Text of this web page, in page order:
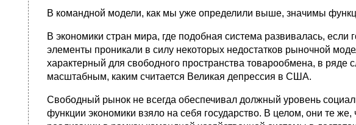
В командной модели, как мы уже определили выше, значимы
В экономики стран мира, где подобная система развивалась, если
элементы проникали в силу некоторых недостатков рыночной
характерный для свободного пространства товарообмена, в ряде
масштабным, каким считается Великая депрессия в США.
Свободный рынок не всегда обеспечивал должный уровень
функции экономики взяло на себя государство. В целом, они те